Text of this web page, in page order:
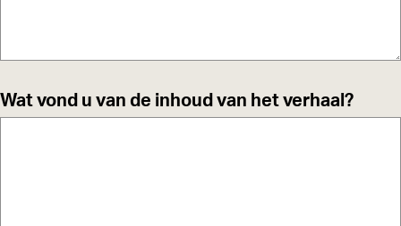
Wat vond u van de inhoud van het verhaal?